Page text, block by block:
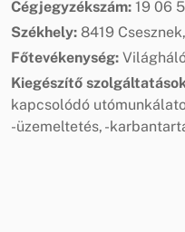
Cégjegyzékszám: 19 06
Székhely: 8419
Főtevékenység:
Kiegészítő
kapcsolódó
-üzemeltetés, -